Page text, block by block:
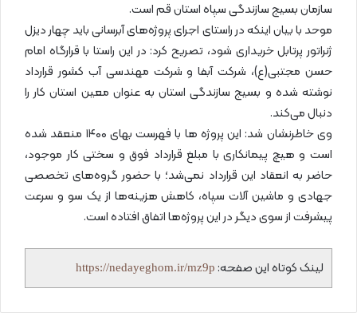
سازمان بسیج سازندگی سپاه استان قم است.
موحد با بیان اینکه در راستای اجرای پروژه‌های آبرسانی باید چهار دیزل
ژنراتور پرتابل خریداری شود، تصریح کرد: در این راستا با قرارگاه امام
حسن مجتبی(ع)، شرکت آبفا و شرکت مهندسی آب کشور قرارداد
نوشته شده و بسیج سازندگی استان به عنوان معین استان کار را
دنبال می‌کند.
وی خاطرنشان شد: این پروژه ها با فهرست بهای ۱۴۰۰ منعقد شده
است و هیچ پیمانکاری با مبلغ قرارداد فوق و سختی کار موجود،
حاضر به انعقاد این قرارداد نمی‌شد؛ با حضور گروه‌های تخصصی
جهادی و ماشین آلات سپاه، کاهش هزینه‌ها از یک سو و سرعت
پیشرفت از سوی دیگر در این پروژه‌ها اتفاق افتاده است.
لینک کوتاه این صفحه: https://nedayeghom.ir/mz9p